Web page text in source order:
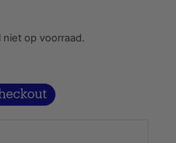
op voorraad.